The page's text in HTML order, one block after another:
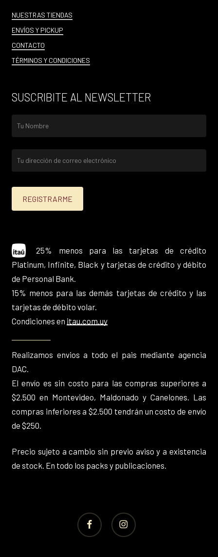
NUESTRAS TIENDAS
ENVÍOS Y PICKUP
CONTACTO
TÉRMINOS Y CONDICIONES
SUSCRIBITE AL NEWSLETTER
25% menos para las tarjetas de crédito
Platinum, Infinite, Black y tarjetas de crédito y débito
de Personal Bank.
15% menos para las demás tarjetas de crédito y las
tarjetas de débito volar.
Condiciones en itau.com.uy
Realizamos envios a todo el pais mediante agencia
DAC.
El envío es sin costo para las compras superiores a
$2.500 en Montevideo, Maldonado y Canelones. Las
compras inferiores a $2.500 tendrán un costo de envío
de $250.
Precio sujeto a cambio sin previo aviso y a existencia
de stock. En todo los packs y publicaciones.
facebook instagram